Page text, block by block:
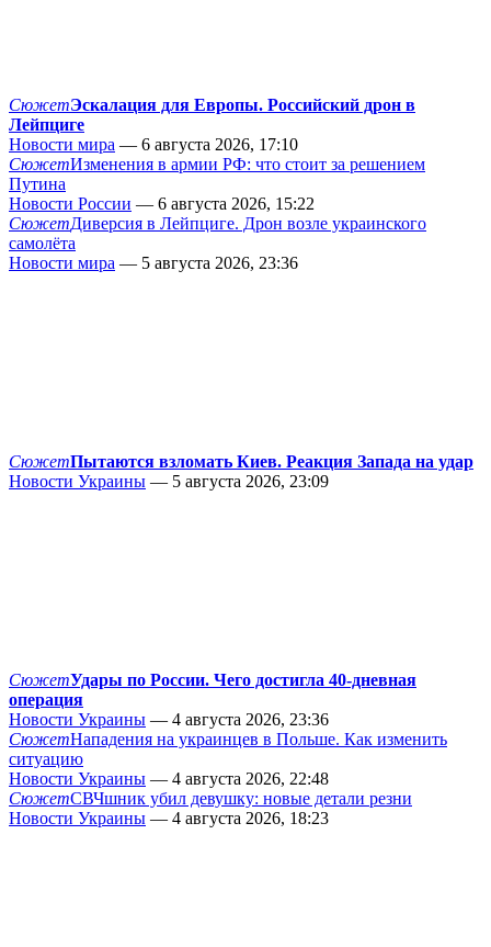
СюжетЭскалация для Европы. Российский дрон в
Лейпциге
Новости мира — 6 августа 2026, 17:10
СюжетИзменения в армии РФ: что стоит за решением
Путина
Новости России — 6 августа 2026, 15:22
СюжетДиверсия в Лейпциге. Дрон возле украинского
самолёта
Новости мира — 5 августа 2026, 23:36
СюжетПытаются взломать Киев. Реакция Запада на удар
Новости Украины — 5 августа 2026, 23:09
СюжетУдары по России. Чего достигла 40-дневная
операция
Новости Украины — 4 августа 2026, 23:36
СюжетНападения на украинцев в Польше. Как изменить
ситуацию
Новости Украины — 4 августа 2026, 22:48
СюжетСВЧшник убил девушку: новые детали резни
Новости Украины — 4 августа 2026, 18:23